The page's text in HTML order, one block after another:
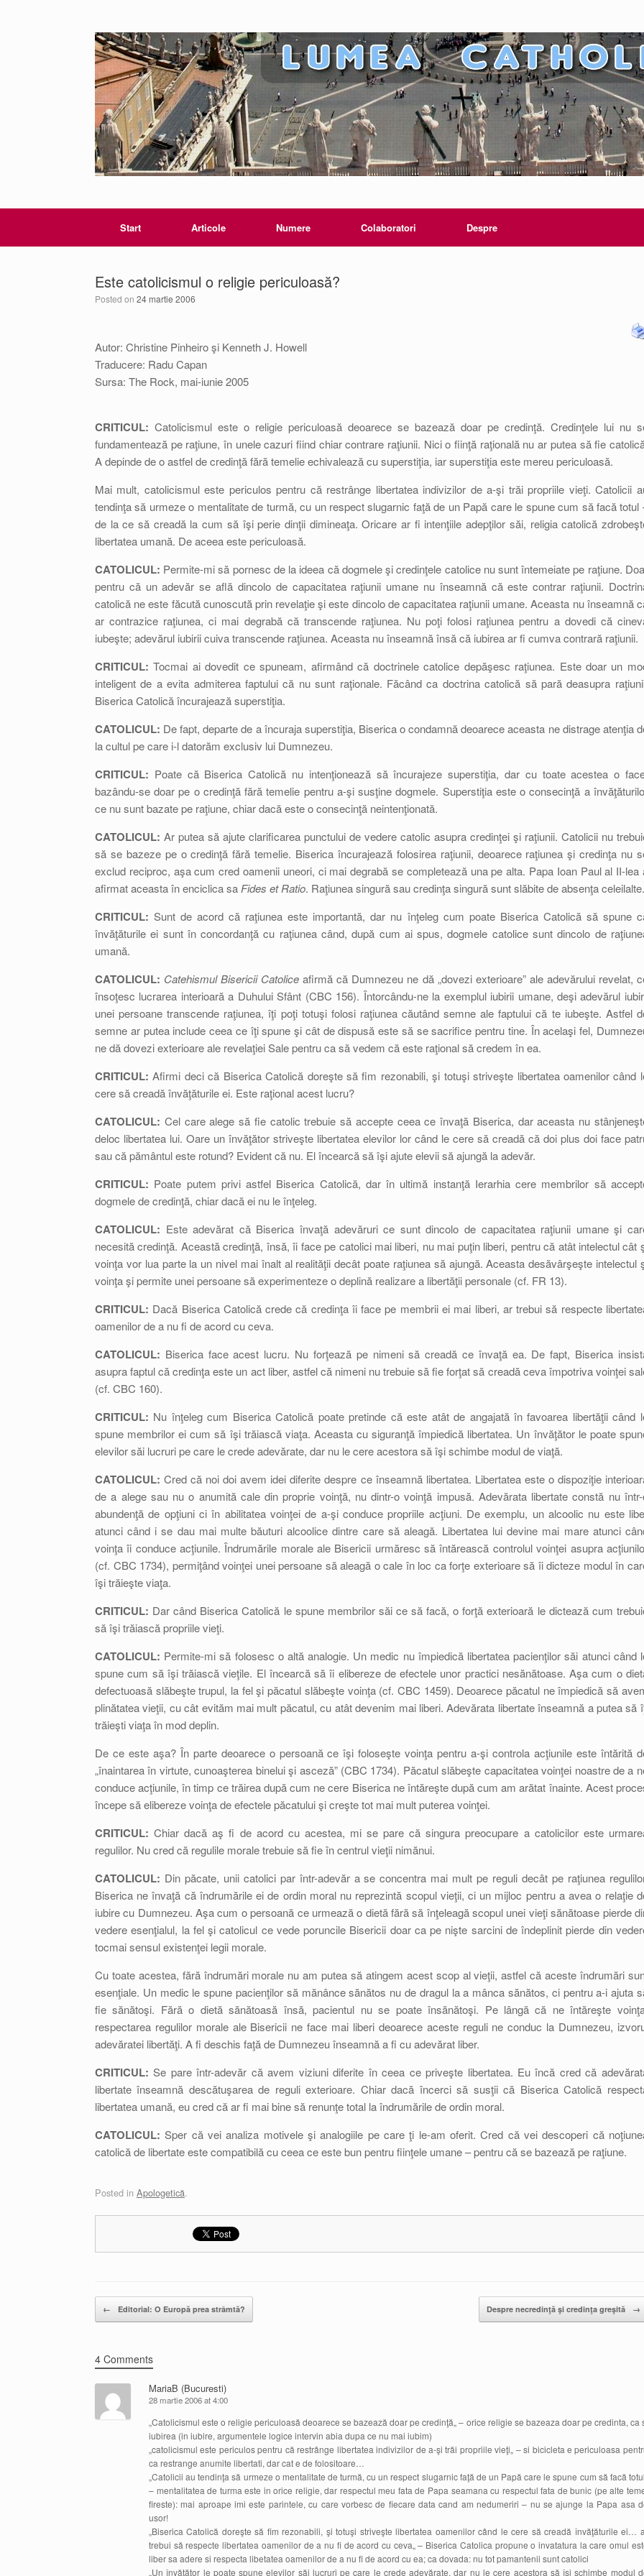
Start Articole Numere Colaboratori Despre
Este catolicismul o religie periculoasă?
Posted on 24 martie 2006
Autor: Christine Pinheiro şi Kenneth J. Howell
Traducere: Radu Capan
Sursa: The Rock, mai-iunie 2005
CRITICUL: Catolicismul este o religie periculoasă deoarece se bazează doar pe credinţă. Credinţele lui nu
fundamentează pe raţiune, în unele cazuri fiind chiar contrare raţiunii. Nici o fiinţă raţională nu ar putea să fie
A depinde de o astfel de credinţă fără temelie echivalează cu superstiţia, iar superstiţia este mereu periculoasă.
Mai mult, catolicismul este periculos pentru că restrânge libertatea indivizilor de a-şi trăi propriile vieţi. Catolicii
tendinţa să urmeze o mentalitate de turmă, cu un respect slugarnic faţă de un Papă care le spune cum să facă totul
de la ce să creadă la cum să îşi perie dinţii dimineaţa. Oricare ar fi intenţiile adepţilor săi, religia catolică
libertatea umană. De aceea este periculoasă.
CATOLICUL: Permite-mi să pornesc de la ideea că dogmele şi credinţele catolice nu sunt întemeiate pe raţiune.
pentru că un adevăr se află dincolo de capacitatea raţiunii umane nu înseamnă că este contrar raţiunii.
catolică ne este făcută cunoscută prin revelaţie şi este dincolo de capacitatea raţiunii umane. Aceasta nu înseamnă
ar contrazice raţiunea, ci mai degrabă că transcende raţiunea. Nu poţi folosi raţiunea pentru a dovedi că
iubeşte; adevărul iubirii cuiva transcende raţiunea. Aceasta nu înseamnă însă că iubirea ar fi cumva contrară raţiunii.
CRITICUL: Tocmai ai dovedit ce spuneam, afirmând că doctrinele catolice depăşesc raţiunea. Este doar un
inteligent de a evita admiterea faptului că nu sunt raţionale. Făcând ca doctrina catolică să pară deasupra
Biserica Catolică încurajează superstiţia.
CATOLICUL: De fapt, departe de a încuraja superstiţia, Biserica o condamnă deoarece aceasta ne distrage atenţia
la cultul pe care i-l datorăm exclusiv lui Dumnezeu.
CRITICUL: Poate că Biserica Catolică nu intenţionează să încurajeze superstiţia, dar cu toate acestea o
bazându-se doar pe o credinţă fără temelie pentru a-şi susţine dogmele. Superstiţia este o consecinţă a
ce nu sunt bazate pe raţiune, chiar dacă este o consecinţă neintenţionată.
CATOLICUL: Ar putea să ajute clarificarea punctului de vedere catolic asupra credinţei şi raţiunii. Catolicii nu
să se bazeze pe o credinţă fără temelie. Biserica încurajează folosirea raţiunii, deoarece raţiunea şi credinţa nu
exclud reciproc, aşa cum cred oamenii uneori, ci mai degrabă se completează una pe alta. Papa Ioan Paul al II-lea
afirmat aceasta în enciclica sa Fides et Ratio. Raţiunea singură sau credinţa singură sunt slăbite de absenţa celeilalte.
CRITICUL: Sunt de acord că raţiunea este importantă, dar nu înţeleg cum poate Biserica Catolică să spune
învăţăturile ei sunt în concordanţă cu raţiunea când, după cum ai spus, dogmele catolice sunt dincolo de
umană.
CATOLICUL: Catehismul Bisericii Catolice afirmă că Dumnezeu ne dă „dovezi exterioare” ale adevărului revelat,
însoţesc lucrarea interioară a Duhului Sfânt (CBC 156). Întorcându-ne la exemplul iubirii umane, deşi adevărul
unei persoane transcende raţiunea, îţi poţi totuşi folosi raţiunea căutând semne ale faptului că te iubeşte. Astfel
semne ar putea include ceea ce îţi spune şi cât de dispusă este să se sacrifice pentru tine. În acelaşi fel,
ne dă dovezi exterioare ale revelaţiei Sale pentru ca să vedem că este raţional să credem în ea.
CRITICUL: Afirmi deci că Biserica Catolică doreşte să fim rezonabili, şi totuşi striveşte libertatea oamenilor când
cere să creadă învăţăturile ei. Este raţional acest lucru?
CATOLICUL: Cel care alege să fie catolic trebuie să accepte ceea ce învaţă Biserica, dar aceasta nu
deloc libertatea lui. Oare un învăţător striveşte libertatea elevilor lor când le cere să creadă că doi plus doi face
sau că pământul este rotund? Evident că nu. El încearcă să îşi ajute elevii să ajungă la adevăr.
CRITICUL: Poate putem privi astfel Biserica Catolică, dar în ultimă instanţă Ierarhia cere membrilor să
dogmele de credinţă, chiar dacă ei nu le înţeleg.
CATOLICUL: Este adevărat că Biserica învaţă adevăruri ce sunt dincolo de capacitatea raţiunii umane şi
necesită credinţă. Această credinţă, însă, îi face pe catolici mai liberi, nu mai puţin liberi, pentru că atât intelectul cât
voinţa vor lua parte la un nivel mai înalt al realităţii decât poate raţiunea să ajungă. Aceasta desăvârşeşte intelectul
voinţa şi permite unei persoane să experimenteze o deplină realizare a libertăţii personale (cf. FR 13).
CRITICUL: Dacă Biserica Catolică crede că credinţa îi face pe membrii ei mai liberi, ar trebui să respecte
oamenilor de a nu fi de acord cu ceva.
CATOLICUL: Biserica face acest lucru. Nu forţează pe nimeni să creadă ce învaţă ea. De fapt, Biserica
asupra faptul că credinţa este un act liber, astfel că nimeni nu trebuie să fie forţat să creadă ceva împotriva voinţei
(cf. CBC 160).
CRITICUL: Nu înţeleg cum Biserica Catolică poate pretinde că este atât de angajată în favoarea libertăţii când
spune membrilor ei cum să îşi trăiască viaţa. Aceasta cu siguranţă împiedică libertatea. Un învăţător le poate
elevilor săi lucruri pe care le crede adevărate, dar nu le cere acestora să îşi schimbe modul de viaţă.
CATOLICUL: Cred că noi doi avem idei diferite despre ce înseamnă libertatea. Libertatea este o dispoziţie
de a alege sau nu o anumită cale din proprie voinţă, nu dintr-o voinţă impusă. Adevărata libertate constă nu
abundenţă de opţiuni ci în abilitatea voinţei de a-şi conduce propriile acţiuni. De exemplu, un alcoolic nu este
atunci când i se dau mai multe băuturi alcoolice dintre care să aleagă. Libertatea lui devine mai mare atunci
voinţa îi conduce acţiunile. Îndrumările morale ale Bisericii urmăresc să întărească controlul voinţei asupra
(cf. CBC 1734), permiţând voinţei unei persoane să aleagă o cale în loc ca forţe exterioare să îi dicteze modul în
îşi trăieşte viaţa.
CRITICUL: Dar când Biserica Catolică le spune membrilor săi ce să facă, o forţă exterioară le dictează cum
să îşi trăiască propriile vieţi.
CATOLICUL: Permite-mi să folosesc o altă analogie. Un medic nu împiedică libertatea pacienţilor săi atunci când
spune cum să îşi trăiască vieţile. El încearcă să îi elibereze de efectele unor practici nesănătoase. Aşa cum o
defectuoasă slăbeşte trupul, la fel şi păcatul slăbeşte voinţa (cf. CBC 1459). Deoarece păcatul ne împiedică să
plinătatea vieţii, cu cât evităm mai mult păcatul, cu atât devenim mai liberi. Adevărata libertate înseamnă a putea să
trăieşti viaţa în mod deplin.
De ce este aşa? În parte deoarece o persoană ce îşi foloseşte voinţa pentru a-şi controla acţiunile este întărită
„înaintarea în virtute, cunoaşterea binelui şi asceză” (CBC 1734). Păcatul slăbeşte capacitatea voinţei noastre de a
conduce acţiunile, în timp ce trăirea după cum ne cere Biserica ne întăreşte după cum am arătat înainte. Acest
începe să elibereze voinţa de efectele păcatului şi creşte tot mai mult puterea voinţei.
CRITICUL: Chiar dacă aş fi de acord cu acestea, mi se pare că singura preocupare a catolicilor este
regulilor. Nu cred că regulile morale trebuie să fie în centrul vieţii nimănui.
CATOLICUL: Din păcate, unii catolici par într-adevăr a se concentra mai mult pe reguli decât pe raţiunea
Biserica ne învaţă că îndrumările ei de ordin moral nu reprezintă scopul vieţii, ci un mijloc pentru a avea o relaţie
iubire cu Dumnezeu. Aşa cum o persoană ce urmează o dietă fără să înţeleagă scopul unei vieţi sănătoase pierde
vedere esenţialul, la fel şi catolicul ce vede poruncile Bisericii doar ca pe nişte sarcini de îndeplinit pierde din
tocmai sensul existenţei legii morale.
Cu toate acestea, fără îndrumări morale nu am putea să atingem acest scop al vieţii, astfel că aceste îndrumări
esenţiale. Un medic le spune pacienţilor să mănânce sănătos nu de dragul la a mânca sănătos, ci pentru a-i ajuta
fie sănătoşi. Fără o dietă sănătoasă însă, pacientul nu se poate însănătoşi. Pe lângă că ne întăreşte
respectarea regulilor morale ale Bisericii ne face mai liberi deoarece aceste reguli ne conduc la Dumnezeu,
adevăratei libertăţi. A fi deschis faţă de Dumnezeu înseamnă a fi cu adevărat liber.
CRITICUL: Se pare într-adevăr că avem viziuni diferite în ceea ce priveşte libertatea. Eu încă cred că
libertate înseamnă descătuşarea de reguli exterioare. Chiar dacă încerci să susţii că Biserica Catolică
libertatea umană, eu cred că ar fi mai bine să renunţe total la îndrumările de ordin moral.
CATOLICUL: Sper că vei analiza motivele şi analogiile pe care ţi le-am oferit. Cred că vei descoperi că
catolică de libertate este compatibilă cu ceea ce este bun pentru fiinţele umane – pentru că se bazează pe raţiune.
Posted in Apologetică.
Post navigation
← Editorial: O Europă prea strâmtă? Despre necredinţă şi credinţa greşită →
4 Comments
MariaB (Bucuresti)
28 martie 2006 at 4:00
„Catolicismul este o religie periculoasă deoarece se bazează doar pe credinţă„ – orice religie se bazeaza doar pe credinta, ca
iubirea (in iubire, argumentele logice intervin abia dupa ce nu mai iubim)
„catolicismul este periculos pentru că restrânge libertatea indivizilor de a-şi trăi propriile vieţi„ – si bicicleta e periculoasa
ca restrange anumite libertati, dar cat e de folositoare…
„Catolicii au tendinţa să urmeze o mentalitate de turmă, cu un respect slugarnic faţă de un Papă care le spune cum să facă
– mentalitatea de turma este in orice religie, dar respectul meu fata de Papa seamana cu respectul fata de bunic (pe alte
fireste): mai aproape imi este parintele, cu care vorbesc de fiecare data cand am nedumeriri – nu se ajunge la Papa asa
usor!
„Biserica Catolică doreşte să fim rezonabili, şi totuşi striveşte libertatea oamenilor când le cere să creadă învăţăturile ei…
trebui să respecte libertatea oamenilor de a nu fi de acord cu ceva„ – Biserica Catolica propune o invatatura la care omul
liber sa adere si respecta libetatea oamenilor de a nu fi de acord cu ea; ca dovada: nu tot pamantenii sunt catolici
„Un învăţător le poate spune elevilor săi lucruri pe care le crede adevărate, dar nu le cere acestora să îşi schimbe modul